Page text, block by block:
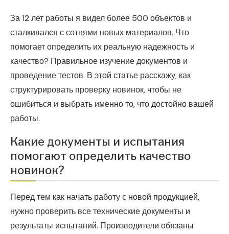
За 12 лет работы я видел более 500 объектов и
сталкивался с сотнями новых материалов. Что
помогает определить их реальную надежность и
качество? Правильное изучение документов и
проведение тестов. В этой статье расскажу, как
структурировать проверку новинок, чтобы не
ошибиться и выбрать именно то, что достойно вашей
работы.
Какие документы и испытания
помогают определить качество
новинок?
Перед тем как начать работу с новой продукцией,
нужно проверить все технические документы и
результаты испытаний. Производители обязаны